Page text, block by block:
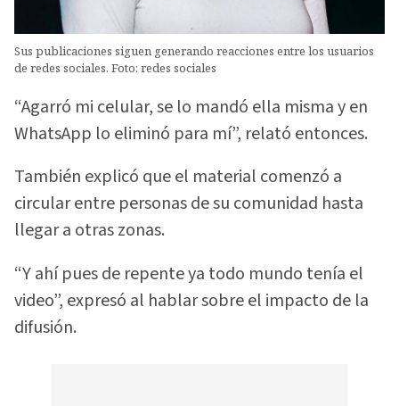
Sus publicaciones siguen generando reacciones entre los usuarios
de redes sociales. Foto: redes sociales
“Agarró mi celular, se lo mandó ella misma y en
WhatsApp lo eliminó para mí”, relató entonces.
También explicó que el material comenzó a
circular entre personas de su comunidad hasta
llegar a otras zonas.
“Y ahí pues de repente ya todo mundo tenía el
video”, expresó al hablar sobre el impacto de la
difusión.